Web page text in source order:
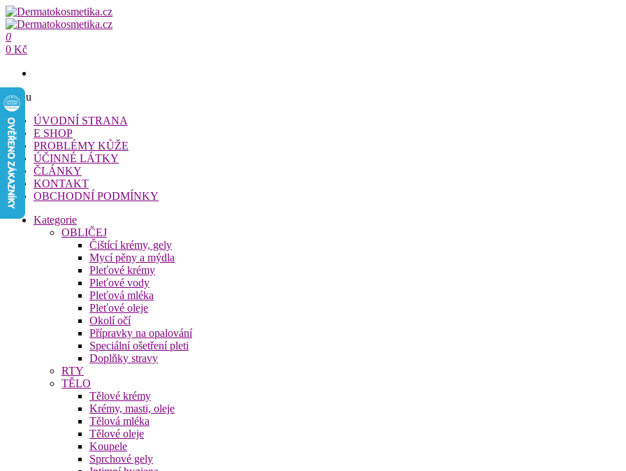
Přeskočit
na
obsah
Dermatokosmetika.cz
Dermatokosmetika.cz
0
0 Kč
Menu
ÚVODNÍ STRANA
E SHOP
PROBLÉMY KŮŽE
ÚČINNÉ LÁTKY
ČLÁNKY
KONTAKT
OBCHODNÍ PODMÍNKY
Kategorie
OBLIČEJ
Čištící krémy, gely
Mycí pěny a mýdla
Pleťové krémy
Pleťové vody
Pleťová mléka
Pleťové oleje
Okolí očí
Přípravky na opalování
Speciální ošetření pleti
Doplňky stravy
RTY
TĚLO
Tělové krémy
Krémy, masti, oleje
Tělová mléka
Tělové oleje
Koupele
Sprchové gely